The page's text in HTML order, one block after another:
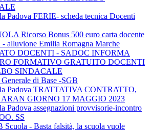
Padova FERIE- scheda tecnica Docenti
Ricorso Bonus 500 euro carta docente
- alluvione Emilia Romagna Marche
DOCENTI - SADOC INFORMA
FORMATIVO GRATUITO DOCENTI
SINDACALE
Generale di Base -SGB
Padova TRATTATIVA CONTRATTO,
ARAN GIORNO 17 MAGGIO 2023
Padova assegnazioni provvisorie-incontro
SS
Scuola - Basta falsità, la scuola vuole